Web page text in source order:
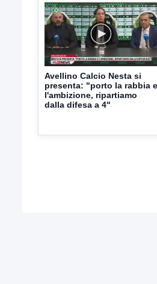
Avellino Calcio Nesta si
presenta: "porto la rabbia e
l'ambizione, ripartiamo
dalla difesa a 4"